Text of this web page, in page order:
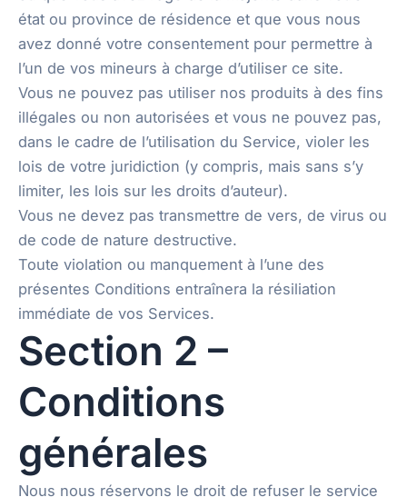
état ou province de résidence et que vous nous
avez donné votre consentement pour permettre à
l’un de vos mineurs à charge d’utiliser ce site.
Vous ne pouvez pas utiliser nos produits à des fins
illégales ou non autorisées et vous ne pouvez pas,
dans le cadre de l’utilisation du Service, violer les
lois de votre juridiction (y compris, mais sans s’y
limiter, les lois sur les droits d’auteur).
Vous ne devez pas transmettre de vers, de virus ou
de code de nature destructive.
Toute violation ou manquement à l’une des
présentes Conditions entraînera la résiliation
immédiate de vos Services.
Section 2 –
Conditions
générales
Nous nous réservons le droit de refuser le service